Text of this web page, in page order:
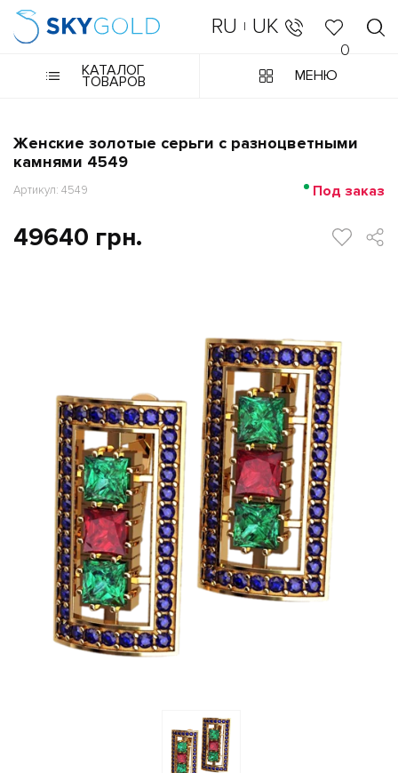
RU | UK
0
КАТАЛОГ
ТОВАРОВ МЕНЮ
Женские золотые серьги с разноцветными
камнями 4549
Артикул: 4549 Под заказ
49640 грн.